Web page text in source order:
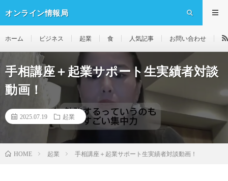
オンライン情報局
ホーム ビジネス 起業 食 人気記事 お問い合わせ
手相講座＋起業サポート生実績者対談
動画！
2025.07.19 起業
HOME 起業 手相講座＋起業サポート生実績者対談動画！